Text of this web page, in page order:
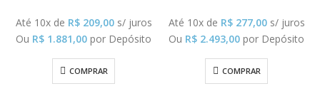
Até 10x de R$209,00 s/ juros
Ou R$ 1.881,00 por Depósito
COMPRAR
Até 10x de R$277,00 s/ juros
Ou R$ 2.493,00 por Depósito
COMPRAR